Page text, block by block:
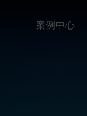
案例中心